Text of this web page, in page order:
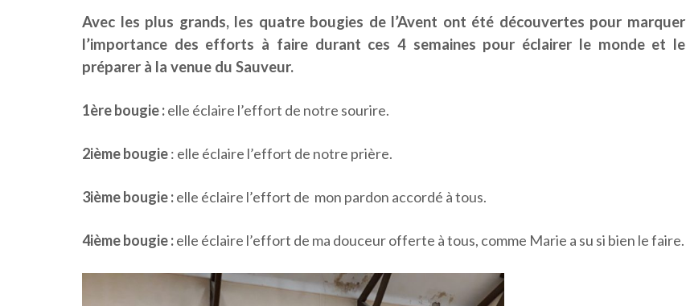
Avec les plus grands, les quatre bougies de l’Avent ont été découvertes pour marquer
l’importance des efforts à faire durant ces 4 semaines pour éclairer le monde et le
préparer à la venue du Sauveur.
1ère bougie :elle éclaire l’effort de notre sourire.
2ième bougie: elle éclaire l’effort de notre prière.
3ième bougie :elle éclaire l’effort de mon pardon accordé à tous.
4ième bougie :elle éclaire l’effort de ma douceur offerte à tous, comme Marie a su si bien le faire.